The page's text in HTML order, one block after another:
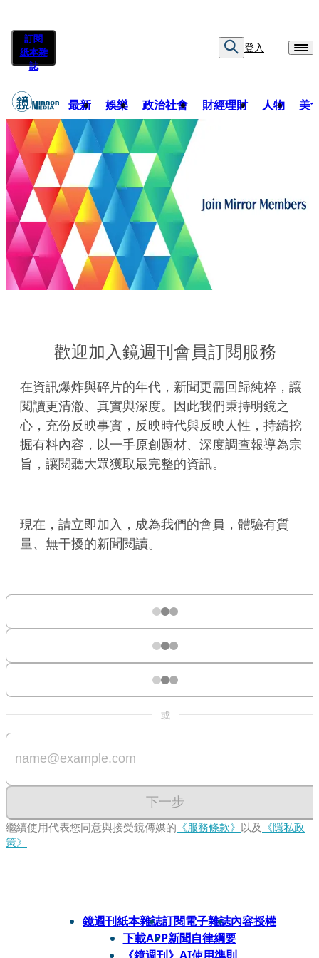
訂閱
紙本雜
誌
登入
最新 娛樂 政治社會 財經理財 人物 美
歡迎加入鏡週刊會員訂閱服務
在資訊爆炸與碎片的年代，新聞更需回歸純粹，讓
閱讀更清澈、真實與深度。因此我們秉持明鏡之
心，充份反映事實，反映時代與反映人性，持續挖
掘有料內容，以一手原創題材、深度調查報導為宗
旨，讓閱聽大眾獲取最完整的資訊。
現在，請立即加入，成為我們的會員，體驗有質
量、無干擾的新聞閱讀。
或
下一步
繼續使用代表您同意與接受鏡傳媒的 《服務條款》 以及 《隱私政
策》
鏡週刊紙本雜誌訂閱電子雜誌內容授權
下載APP新聞自律綱要